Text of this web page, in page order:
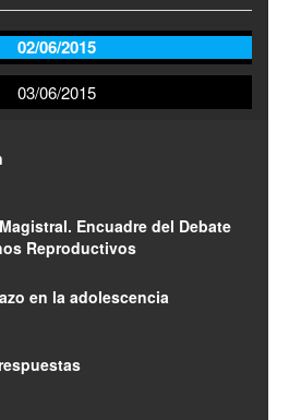
02/06/2015
03/06/2015
Encuadre del Debate
Reproductivos
en la adolescencia